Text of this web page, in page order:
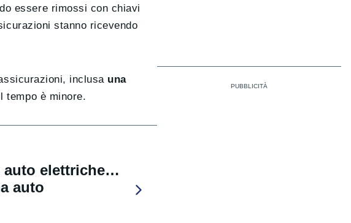
essere rimossi con chiavi
stanno ricevendo
inclusa una
tempo è minore.
auto elettriche…
auto